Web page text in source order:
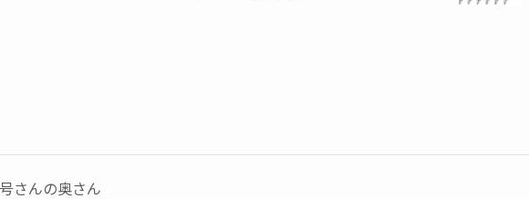
さんの奥さん